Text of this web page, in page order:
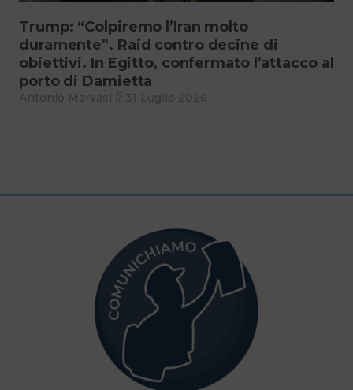
Trump: “Colpiremo l’Iran molto
duramente”. Raid contro decine di
obiettivi. In Egitto, confermato l’attacco al
porto di Damietta
Antonio Marvasi 31 Luglio 2026